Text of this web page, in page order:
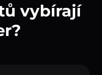
vybírají